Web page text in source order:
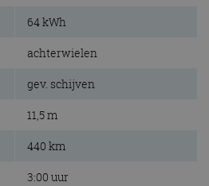
64 kWh
achterwielen
gev. schijven
11,5 m
440 km
3:00 uur